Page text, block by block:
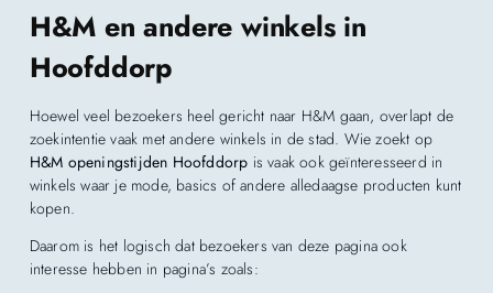
H&M en andere winkels in
Hoofddorp
Hoewel veel bezoekers heel gericht naar H&M gaan, overlapt de
zoekintentie vaak met andere winkels in de stad. Wie zoekt op
H&M openingstijden Hoofddorp is vaak ook geïnteresseerd in
winkels waar je mode, basics of andere alledaagse producten kunt
kopen.
Daarom is het logisch dat bezoekers van deze pagina ook
interesse hebben in pagina’s zoals: